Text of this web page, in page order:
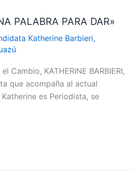
PALABRA PARA DAR»
Katherine Barbieri,
KATHERINE BARBIERI,
que acompaña al actual
es Periodista, se